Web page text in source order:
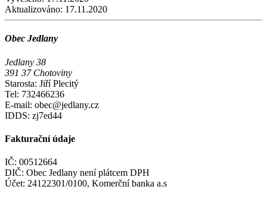
Aktualizováno: 17.11.2020
Obec Jedlany
Jedlany 38
391 37 Chotoviny
Starosta: Jiří Plecitý
Tel: 732466236
E-mail: obec@jedlany.cz
IDDS: zj7ed44
Fakturační údaje
IČ: 00512664
DIČ: Obec Jedlany není plátcem DPH
Účet: 24122301/0100, Komerční banka a.s